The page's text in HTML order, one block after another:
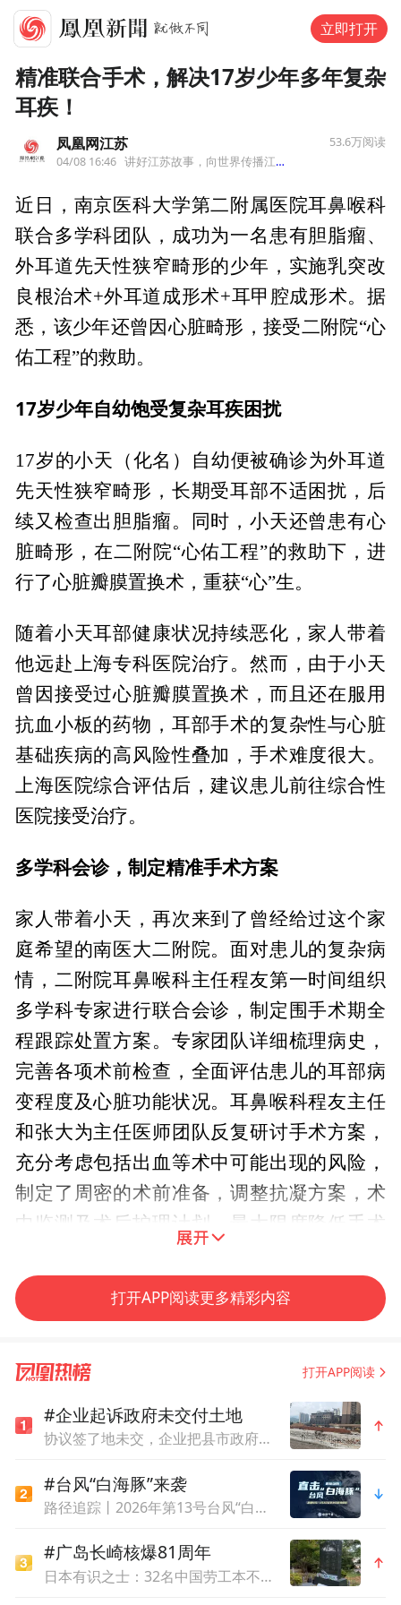
立即打开
精准联合手术，解决17岁少年多年复杂
耳疾！
凤凰网江苏
04/08 16:46 讲好江苏故事，向世界传播江苏声音
53.6万阅读
近日，南京医科大学第二附属医院耳鼻喉科
联合多学科团队，成功为一名患有胆脂瘤、
外耳道先天性狭窄畸形的少年，实施乳突改
良根治术+外耳道成形术+耳甲腔成形术。据
悉，该少年还曾因心脏畸形，接受二附院“心
佑工程”的救助。
17岁少年自幼饱受复杂耳疾困扰
17岁的小天（化名）自幼便被确诊为外耳道
先天性狭窄畸形，长期受耳部不适困扰，后
续又检查出胆脂瘤。同时，小天还曾患有心
脏畸形，在二附院“心佑工程”的救助下，进
行了心脏瓣膜置换术，重获“心”生。
随着小天耳部健康状况持续恶化，家人带着
他远赴上海专科医院治疗。然而，由于小天
曾因接受过心脏瓣膜置换术，而且还在服用
抗血小板的药物，耳部手术的复杂性与心脏
基础疾病的高风险性叠加，手术难度很大。
上海医院综合评估后，建议患儿前往综合性
医院接受治疗。
多学科会诊，制定精准手术方案
家人带着小天，再次来到了曾经给过这个家
庭希望的南医大二附院。面对患儿的复杂病
情，二附院耳鼻喉科主任程友第一时间组织
多学科专家进行联合会诊，制定围手术期全
程跟踪处置方案。专家团队详细梳理病史，
完善各项术前检查，全面评估患儿的耳部病
变程度及心脏功能状况。耳鼻喉科程友主任
和张大为主任医师团队反复研讨手术方案，
充分考虑包括出血等术中可能出现的风险，
制定了周密的术前准备，调整抗凝方案，术
中监测及术后护理计划，最大限度降低手术
精准组合手术，解决患儿复杂耳疾
任和张大为主任医师手术团队为小天开展乳
突改良根治术+外耳道成形术+耳甲腔成形
术。术中，专家们精准处理胆脂瘤病灶，细
致修整狭窄的外耳道，精心塑造耳甲腔形
态，在彻底清除病变组织、恢复耳部正常生
理结构的同时，严密关注患儿的生命体征和
心脏功能的稳定。经过数小时的奋战，三项
打开APP阅读更多精彩内容
打开APP阅读
#企业起诉政府未交付土地
协议签了地未交，企业把县市政府都告了：法院还没判，但涉案土地被拍卖了
#台风“白海豚”来袭
路径追踪丨2026年第13号台风“白海豚”
#广岛长崎核爆81周年
日本有识之士：32名中国劳工本不该命丧长崎